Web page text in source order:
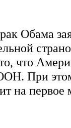
Обама
что
При
на первое